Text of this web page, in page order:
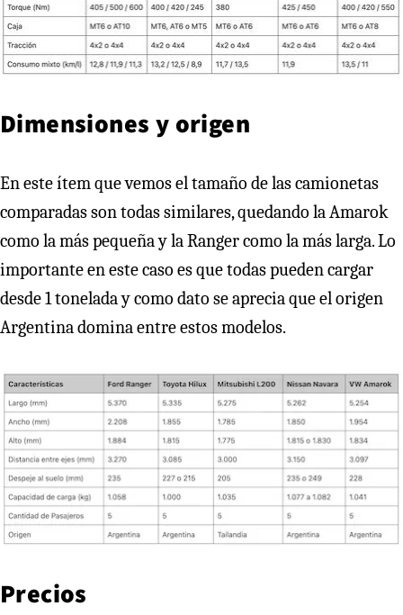
Dimensiones y origen
En este ítem que vemos el tamaño de las camionetas
comparadas son todas similares, quedando la Amarok
como la más pequeña y la Ranger como la más larga. Lo
importante en este caso es que todas pueden cargar
desde 1 tonelada y como dato se aprecia que el origen
Argentina domina entre estos modelos.
Precios